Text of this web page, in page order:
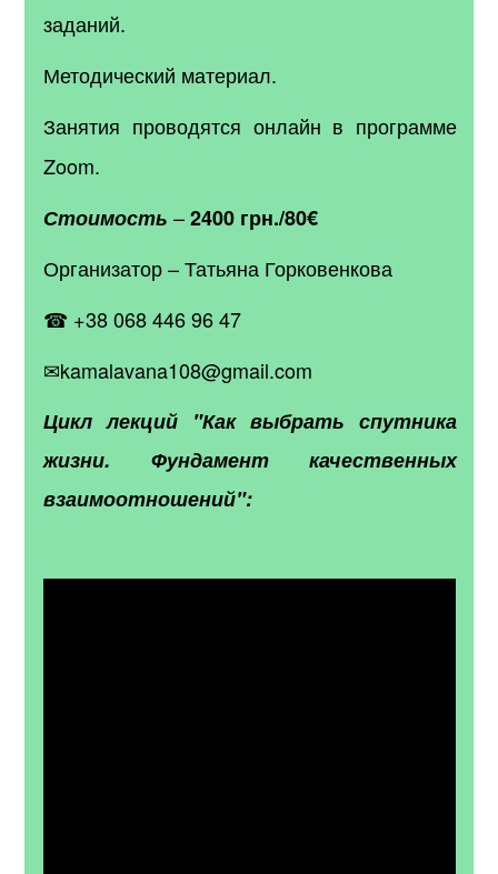
заданий.
Методический материал.
Занятия проводятся онлайн в программе
Zoom.
Стоимость–2400 грн./80€
Организатор – Татьяна Горковенкова
☎ +38 068 446 96 47
✉kamalavana108@gmail.com
Цикл лекций "Как выбрать спутника
жизни. Фундамент качественных
взаимоотношений":